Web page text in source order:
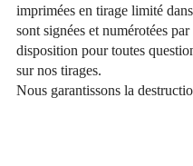
imprimées en tirage limité
sont signées et numérotées
disposition pour toutes
sur nos tirages.
Nous garantissons la